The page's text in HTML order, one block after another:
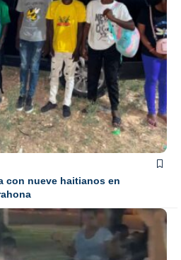
con nueve haitianos en